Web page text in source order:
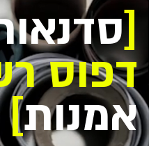
[
דפוס
אמנות]